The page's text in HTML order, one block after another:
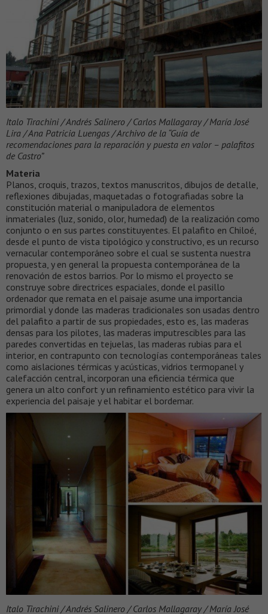
Italo Tirachini / Andrés Salinero / Carlos Mallagaray / María José
Lira / Ana Patricia Luengas / Archivo de la “Guía de
recomendaciones para la reparación y puesta en valor – palafitos
de Castro”
Materia
Planos, croquis, trazos, textos manuscritos, dibujos de detalle,
reflexiones dibujadas, maquetadas o fotografiadas sobre la
constitución material o manipuladora de elementos
inmateriales (luz, sonido, olor, humedad) de la realización como
conjunto o en sus partes constituyentes. El palafito en Chiloé,
desde el punto de vista tipológico y constructivo, es un recurso
vernacular contemporáneo sobre el cual se sustenta nuestra
propuesta, y en general la propuesta contemporánea de la
renovación de estos barrios. Por lo mismo el proyecto se
construye sobre directrices espaciales, donde el pasillo
ordenador que remata en el paisaje asume una importancia
primordial y donde las maderas tradicionales son usadas dentro
del palafito a partir de sus propiedades, esto es, las maderas
densas para los pilotes, las maderas imputrescibles para las
paredes convertidas en tejuelas, las maderas rubias para el
interior, en contrapunto con tecnologías contemporáneas tales
como aislaciones térmicas y acústicas, vidrios termopanel y
calefacción central, incorporan una eficiencia térmica que
genera un alto confort y un refinamiento estético para vivir la
experiencia del paisaje y el habitar el bordemar.
Italo Tirachini / Andrés Salinero / Carlos Mallagaray / María José